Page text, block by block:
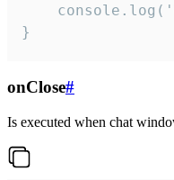
}
onClose#
Is executed when chat